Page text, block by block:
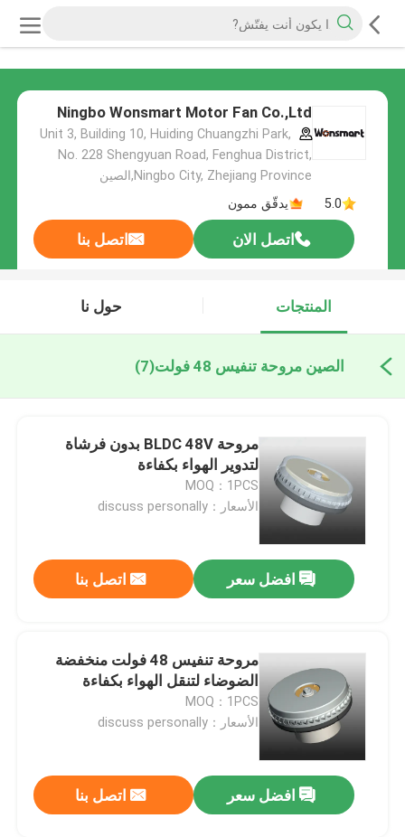
Ningbo Wonsmart Motor Fan Co.,Ltd
Unit 3, Building 10, Huiding Chuangzhi Park,
No. 228 Shengyuan Road, Fenghua District,
Ningbo City, Zhejiang Province,الصين
5.0
يدقّق ممون
اتصل الان اتصل بنا
المنتجات حول نا
الصين مروحة تنفيس 48 فولت (7)
مروحة BLDC 48V بدون فرشاة
لتدوير الهواء بكفاءة
MOQ：1PCS
الأسعار：discuss personally
افضل سعر اتصل بنا
مروحة تنفيس 48 فولت منخفضة
الضوضاء لتنقل الهواء بكفاءة
MOQ：1PCS
الأسعار：discuss personally
افضل سعر اتصل بنا